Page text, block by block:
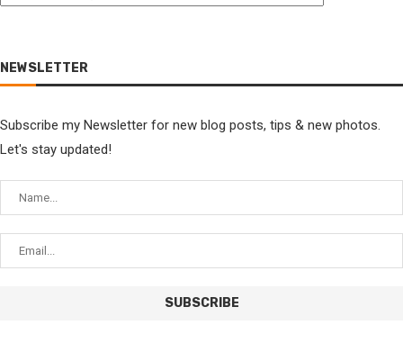
NEWSLETTER
Subscribe my Newsletter for new blog posts, tips & new photos.
Let's stay updated!